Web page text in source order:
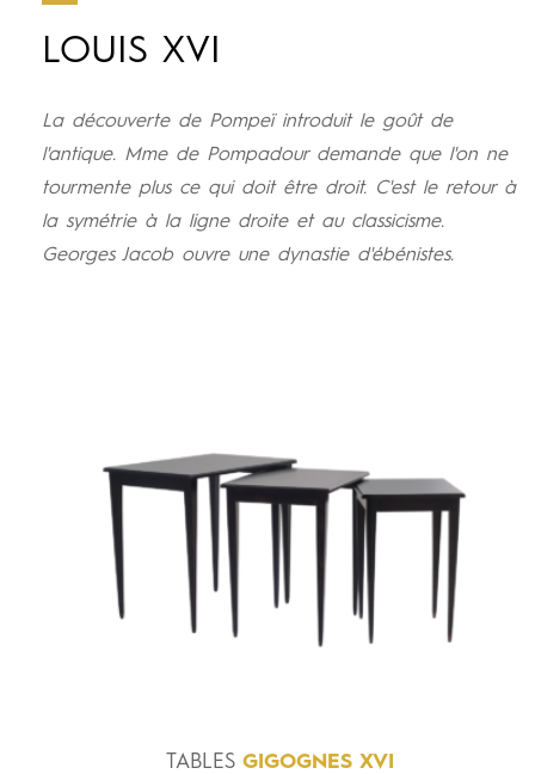
LOUIS XVI
La découverte de Pompeï introduit le goût de
l'antique. Mme de Pompadour demande que l'on ne
tourmente plus ce qui doit être droit. C'est le retour à
la symétrie à la ligne droite et au classicisme.
Georges Jacob ouvre une dynastie d'ébénistes.
TABLESGIGOGNES XVI